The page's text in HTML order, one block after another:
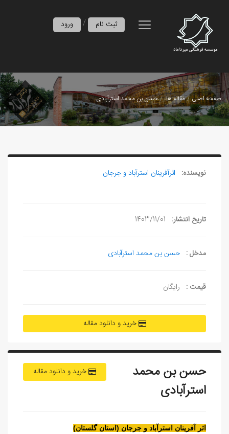
ورود / ثبت نام
صفحه اصلی مقاله ها حسن بن محمد استرآبادی
نویسنده: اثرآفرينان استرآباد و جرجان
تاریخ انتشار: 1403/11/01
مدخل : حسن بن محمد استرآبادی
قیمت : رایگان
خرید و دانلود مقاله
خرید و دانلود مقاله
حسن بن محمد
استرآبادی
اثر آفرينان استرآباد و جرجان (استان گلستان)